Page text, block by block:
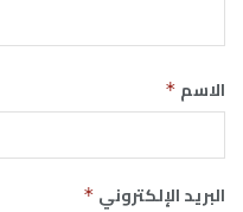
الاسم *
البريد الإلكتروني *